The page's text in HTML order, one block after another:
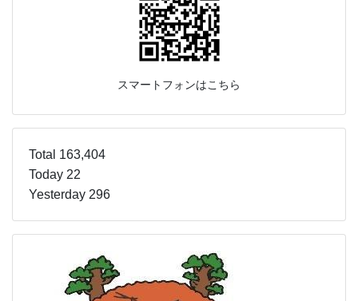
スマートフォンはこちら
Total 163,404
Today 22
Yesterday 296